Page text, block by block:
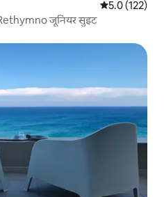
औसत रेटिंग 5 में
5.0 (122)
जूनियर सुइट